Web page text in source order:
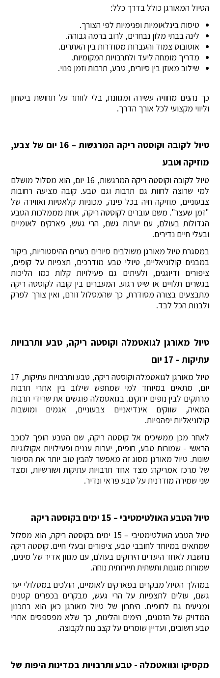
הטיול המאורגן כולל בדרך כלל:
טיסות בינלאומיות ופנימיות לפי הצורך.
לינה בבתי מלון נבחרים, לרוב ברמה גבוהה.
אוטובוס צמוד והעברות מסודרות בין האתרים.
מדריך מומחה ליעד ולתרבויות המקומיות.
שילוב מאוזן בין סיורים, טבע, תרבות וזמן פנוי.
כך נהנים מחוויה עשירה ומגוונת, בלי לוותר על תחושת ביטחון
וליווי מקצועי לכל אורך הדרך.
טיול לקובה וקוסטה ריקה המרגשות – 16 יום של צבע,
מוזיקה וטבע
טיול לקובה וקוסטה ריקה המרגשות, 16 יום, הוא מסלול מושלם
למי שרוצה לחוות גם תרבות וגם טבע. קובה מציעה רחובות
צבעוניים, מוזיקה חיה בכל פינה, מכוניות קלאסיות ואווירה של
"זמן שעצר". משם עוברים לקוסטה ריקה, אחת מממלכות הטבע
הגדולות בעולם, עם יערות גשם, הרי געש, פארקים לאומיים
ובעלי חיים נדירים.
במסגרת טיול מאורגן משולבים סיורים בערים ההיסטוריות, ביקור
במבנים קולוניאליים, טיולי טבע מודרכים, תצפיות על קופים,
ציפורים ודיוגנים, ולעיתים גם פעילויות קלות כמו הליכות
בגשרים תלויים או שיט רגוע. המעברים בין קובה לקוסטה ריקה
מתבצעים בצורה מסודרת, כך שהמסלול זורם, ואין צורך לפרק
ולבנות הכל לבד.
טיול מאורגן לגואטמלה וקוסטה ריקה, טבע ותרבויות
עתיקות – 17 יום
טיול מאורגן לגואטמלה וקוסטה ריקה, טבע ותרבויות עתיקות, 17
יום, מתאים במיוחד למי שמחפש שילוב בין אתרי תרבות
מרתקים לבין נופים ירוקים. בגואטמלה פוגשים את שרידי תרבות
המאיה, שווקים אינדיאניים צבעוניים, אגמים ומושבות
קולוניאליות יפהפיות.
לאחר מכן ממשיכים אל קוסטה ריקה, שם הטבע הופך לכוכב
הראשי - שמורות טבע, חופים, יערות עננים ופעילויות אקולוגיות
שונות. טיול מאורגן מסוג זה מאפשר להבין טוב יותר את הסיפור
של מרכז אמריקה: מצד אחד תרבויות עתיקות ושורשיות, ומצד
שני שמירה מודרנית על טבע פראי ונדיר.
טיול הטבע האולטימטיבי – 15 ימים בקוסטה ריקה
טיול הטבע האולטימטיבי – 15 ימים בקוסטה ריקה, הוא מסלול
שמתאים במיוחד לחובבי טבע, ציפורים ובעלי חיים. קוסטה ריקה
נחשבת לאחד היעדים הירוקים בעולם, עם מגוון אדיר של מינים,
שמורות מוגנות ותשתית תיירותית נוחה.
במהלך הטיול מבקרים בפארקים לאומיים, הולכים במסלולי יער
גשם, עולים לתצפיות על הרי געש, מבקרים בכפרים קטנים
ומגיעים גם לחופים. היתרון של טיול מאורגן כאן הוא בתכנון
המדויק של הזמנים, הימים והלינות, כך שלא מפספסים אתרי
טבע חשובים, ועדיין שומרים על קצב נוח לקבוצה.
מקסיקו וגוואטמלה - טבע ותרבויות במדינות היפות של